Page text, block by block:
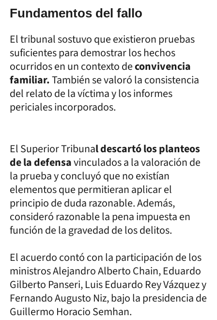
Fundamentos del fallo
El tribunal sostuvo que existieron pruebas
suficientes para demostrar los hechos
ocurridos en un contexto deconvivencia
familiar.También se valoró la consistencia
del relato de la víctima y los informes
periciales incorporados.
El Superior Tribunal descartó los planteos
de la defensavinculados a la valoración de
la prueba y concluyó que no existían
elementos que permitieran aplicar el
principio de duda razonable. Además,
consideró razonable la pena impuesta en
función de la gravedad de los delitos.
El acuerdo contó con la participación de los
ministros Alejandro Alberto Chain, Eduardo
Gilberto Panseri, Luis Eduardo Rey Vázquez y
Fernando Augusto Niz, bajo la presidencia de
Guillermo Horacio Semhan.